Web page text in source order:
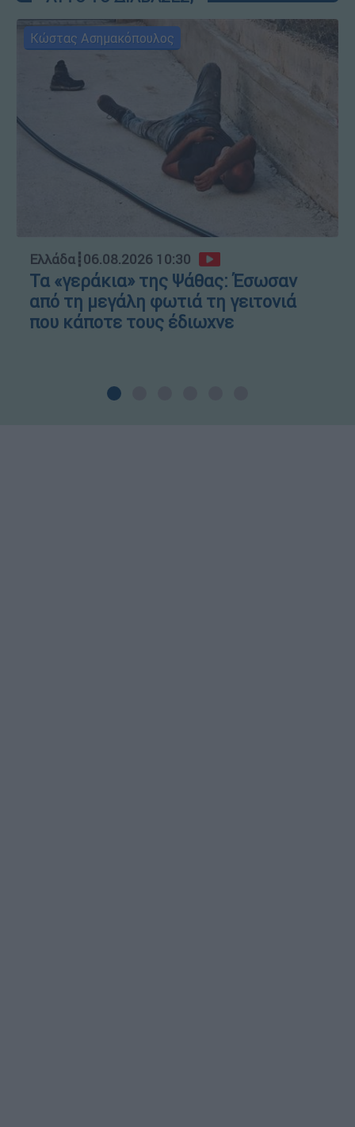
Κώστας Ασημακόπουλος
Ελλάδα┋06.08.2026 10:30
Τα «γεράκια» της Ψάθας: Έσωσαν
από τη μεγάλη φωτιά τη γειτονιά
που κάποτε τους έδιωχνε